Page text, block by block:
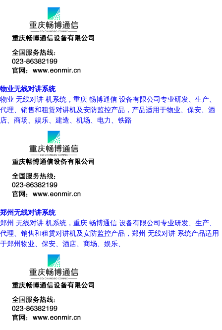
物业无线对讲系统
物业 无线对讲 机系统，重庆 畅博通信 设备有限公司专业研发、生产、
代理、销售和租赁对讲机及安防监控产品，产品适用于物业、保安、酒
店、商场、娱乐、建造、机场、电力、铁路
郑州无线对讲系统
郑州 无线对讲 机系统，重庆 畅博通信 设备有限公司专业研发、生产、
代理、销售和租赁对讲机及安防监控产品，郑州 无线对讲 系统产品适用
于郑州物业、保安、酒店、商场、娱乐、